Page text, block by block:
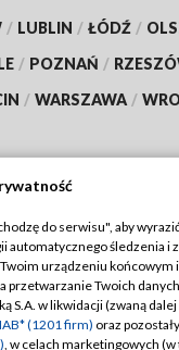
/ LUBLIN / ŁÓDŹ /
/ POZNAŃ /
/ WARSZAWA /
TVP
Regulamin TVP
Polityka prywatności
do serwisu", aby
automatycznego śledzenia i
urządzeniu końcowym
przetwarzanie Twoich
S.A. w likwidacji (zwaną dalej
(1201 firm) oraz
, w celach marketingowych (w